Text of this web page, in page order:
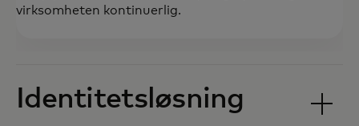
virksomheten kontinuerlig.
Identitetsløsning